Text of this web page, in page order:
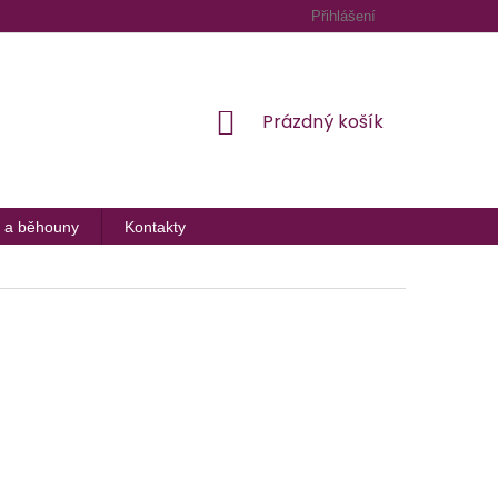
Přihlášení
NÁKUPNÍ
Prázdný košík
a běhouny Kontakty